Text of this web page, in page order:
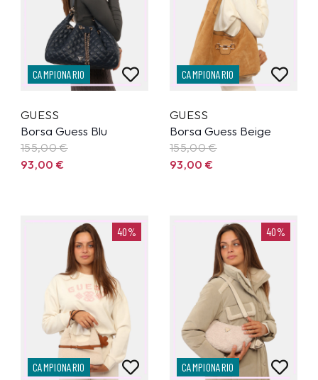
CAMPIONARIO
GUESS
Borsa Guess Blu
155,00€
93,00€
CAMPIONARIO
GUESS
Borsa Guess Beige
155,00€
93,00€
40%
CAMPIONARIO
40%
CAMPIONARIO